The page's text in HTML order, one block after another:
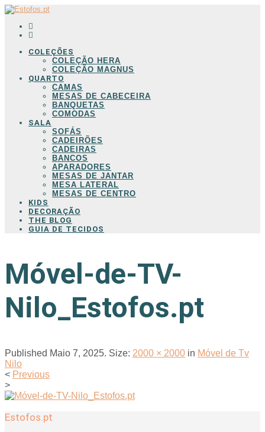
COLEÇÕES
COLEÇÃO HERA
COLEÇÃO MAGNUS
QUARTO
CAMAS
MESAS DE CABECEIRA
BANQUETAS
COMODAS
SALA
SOFÁS
CADEIRÕES
CADEIRAS
BANCOS
APARADORES
MESAS DE JANTAR
MESA LATERAL
MESAS DE CENTRO
KIDS
DECORAÇÃO
THE BLOG
GUIA DE TECIDOS
Móvel-de-TV-
Nilo_Estofos.pt
Published Maio 7, 2025. Size: 2000 × 2000 in Móvel de Tv
Nilo
< Previous
>
Estofos.pt